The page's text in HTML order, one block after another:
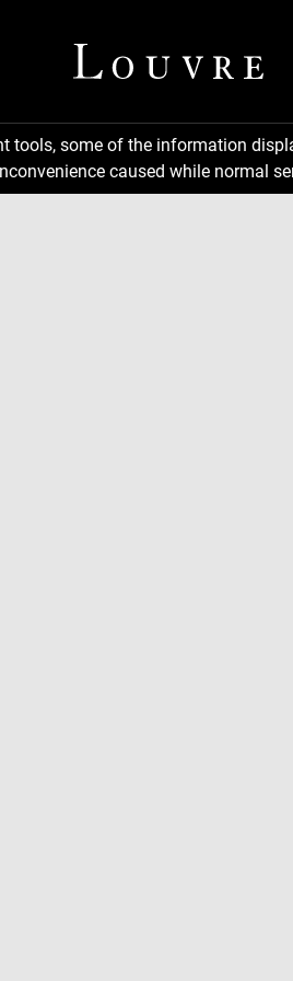
tools, some of the information
caused while normal